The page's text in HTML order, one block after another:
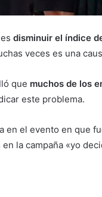
disminuir el índice
veces es una
que muchos de los
este problema.
en el evento en que
la campaña «yo